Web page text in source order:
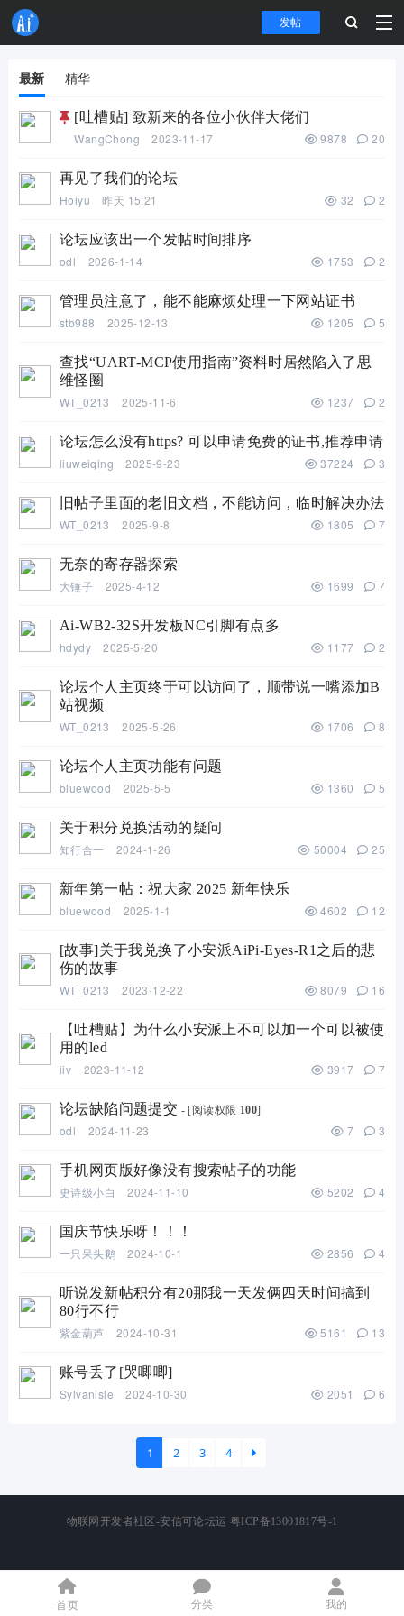
发帖
最新 精华
[吐槽贴] 致新来的各位小伙伴大佬们
WangChong
2023-11-17 9878 20
再见了我们的论坛
Hoiyu
昨天 15:21 32 2
论坛应该出一个发帖时间排序
odl
2026-1-14 1753 2
管理员注意了，能不能麻烦处理一下网站证书
stb988
2025-12-13 1205 5
查找“UART-MCP使用指南”资料时居然陷入了思
维怪圈
WT_0213
2025-11-6 1237 2
论坛怎么没有https? 可以申请免费的证书,推荐申请
liuweiqing
2025-9-23 37224 3
旧帖子里面的老旧文档，不能访问，临时解决办法
WT_0213
2025-9-8 1805 7
无奈的寄存器探索
大锤子
2025-4-12 1699 7
Ai-WB2-32S开发板NC引脚有点多
hdydy
2025-5-20 1177 2
论坛个人主页终于可以访问了，顺带说一嘴添加B
站视频
WT_0213
2025-5-26 1706 8
论坛个人主页功能有问题
bluewood
2025-5-5 1360 5
关于积分兑换活动的疑问
知行合一
2024-1-26 50004 25
新年第一帖：祝大家 2025 新年快乐
bluewood
2025-1-1 4602 12
[故事]关于我兑换了小安派AiPi-Eyes-R1之后的悲
伤的故事
WT_0213
2023-12-22 8079 16
【吐槽贴】为什么小安派上不可以加一个可以被使
用的led
iiv
2023-11-12 3917 7
论坛缺陷问题提交 - [阅读权限 100]
odl 2024-11-23 7 3
手机网页版好像没有搜索帖子的功能
史诗级小白
2024-11-10 5202 4
国庆节快乐呀！！！
一只呆头鹅
2024-10-1 2856 4
听说发新帖积分有20那我一天发俩四天时间搞到
80行不行
紫金葫芦
2024-10-31 5161 13
账号丢了[哭唧唧]
Sylvanisle
2024-10-30 2051 6
1 2 3 4
下一
首页 分类 我的
物联网开发者社区-安信可论坛运 粤ICP备13001817号-1